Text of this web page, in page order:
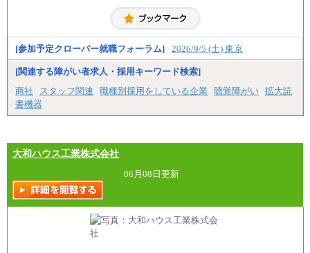
お伝えします。
[参加予定クローバー就職フォーラム] 2026/9/5 (土) 東京
[関連する障がい者求人・採用キーワード検索]
商社
スタッフ関連 職種別採用をしている企業 聴覚障がい 拡大読
書機器
大和ハウス工業株式会社
06月08日更新